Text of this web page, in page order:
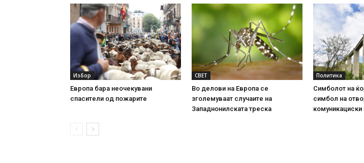
Избор
Европа бара неочекувани
спасители од пожарите
СВЕТ
Во делови на Европа се
зголемуваат случаите на
Западнонилската треска
Политика
Симболот на
симбол на
комуникациски